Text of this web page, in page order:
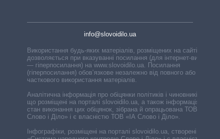
info@slovoidilo.ua
Використання будь-яких матеріалів, розміщених на сайті,
дозволяється при вказуванні посилання (для інтернет-видань
— гіперпосилання) на www.slovoidilo.ua. Посилання
(гіперпосилання) обов’язкове незалежно від повного або
часткового використання матеріалів.
Аналітична інформація про обіцянки політиків і чиновників,
що розміщені на порталі slovoidilo.ua, а також інформація про
стан виконання цих обіцянок, зібрана й опрацьована ТОВ «ІА
Слово і Діло» і є власністю ТОВ «ІА Слово і Діло».
Інфографіки, розміщені на порталі slovoidilo.ua, створені ГО